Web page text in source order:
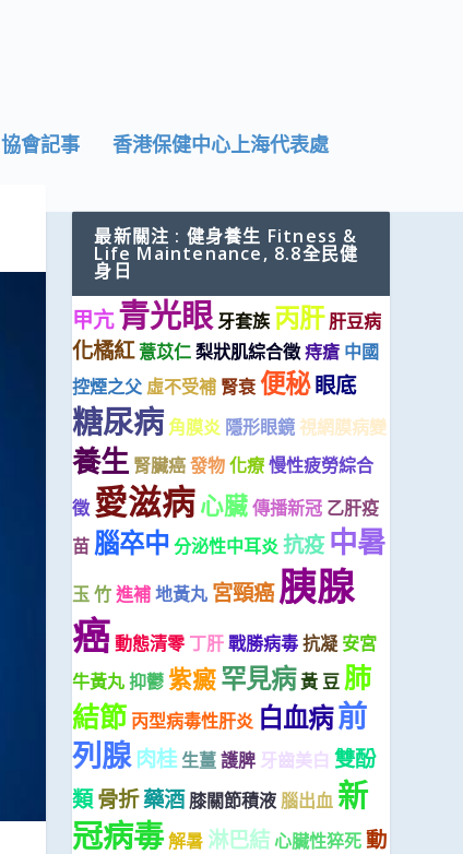
協會記事 香港保健中心上海代表處
最新關注 : 健身養生 Fitness &
Life Maintenance, 8.8全民健
身日
甲亢青光眼牙套族 丙肝 肝豆病
化橘紅薏苡仁梨狀肌綜合徵痔瘡 中國
控煙之父 虛不受補 腎衰 便秘眼底
糖尿病 角膜炎 隱形眼鏡 視網膜病變
養生 腎臟癌發物化療慢性疲勞綜合
徵 愛滋病心臟傳播新冠 乙肝疫
苗 腦卒中分泌性中耳炎抗疫 中暑
玉 竹進補地黃丸 宮頸癌胰腺
癌動態清零 丁肝戰勝病毒抗凝 安宮
牛黃丸抑鬱紫癜罕見病黃 豆 肺
結節 丙型病毒性肝炎 白血病前
列腺 肉桂 生薑護脾 牙齒美白 雙酚
類骨折藥酒膝關節積液腦出血 新
冠病毒解暑 淋巴結心臟性猝死動